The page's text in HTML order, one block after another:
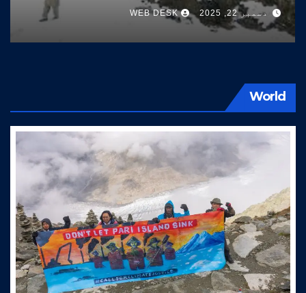
دسمبر 22, 2025 WEB DESK
World